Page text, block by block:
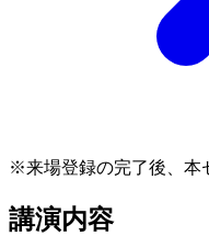
※来場登録の完了後、本
講演内容